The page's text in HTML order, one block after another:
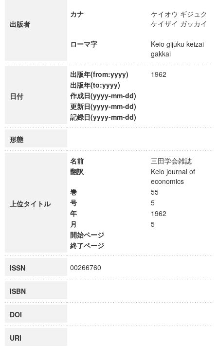
出版者
カナ
ケイオウ ギジュク
ケイザイ ガッカイ
ローマ字
Keio gijuku keizai
gakkai
日付
出版年(from:yyyy)
1962
出版年(to:yyyy)
作成日(yyyy-mm-dd)
更新日(yyyy-mm-dd)
記録日(yyyy-mm-dd)
形態
上位タイトル
名前
三田学会雑誌
翻訳
Keio journal of
economics
巻
55
号
5
年
1962
月
5
開始ページ
終了ページ
ISSN 00266760
ISBN
DOI
URI